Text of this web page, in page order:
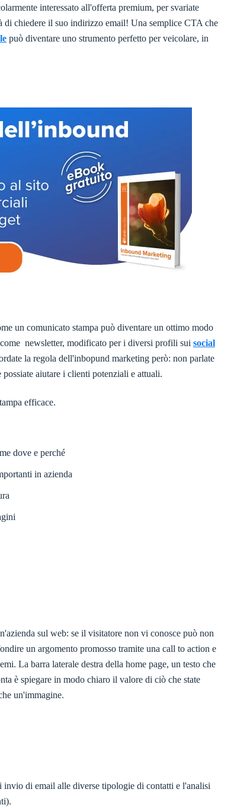
interessato all'offerta premium, per svariate
di chiedere il suo indirizzo email! Una semplice CTA che
può diventare uno strumento perfetto per veicolare, in
un comunicato stampa può diventare un ottimo modo
newsletter, modificato per i diversi profili sui social
la regola dell'inbopund marketing però: non parlate
aiutare i clienti potenziali e attuali.
efficace.
dove e perché
in azienda
sul web: se il visitatore non vi conosce può non
un argomento promosso tramite una call to action e
La barra laterale destra della home page, un testo che
è spiegare in modo chiaro il valore di ciò che state
un'immagine.
invio di email alle diverse tipologie di contatti e l'analisi